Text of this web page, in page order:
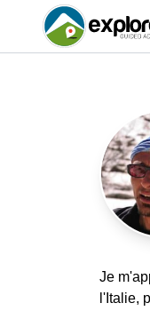
Je
l'Italie,